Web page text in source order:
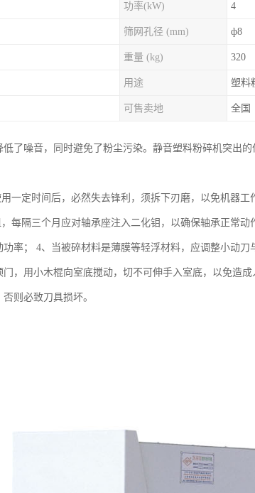
功率(kW) 4
筛网孔径 (mm) ф8
重量 (kg) 320
用途 塑料
可售卖地 全国
了噪音，同时避免了粉尘污染。静音塑料粉碎机突出
一定时间后，必然失去锋利，须拆下刃磨，以免机器工
每隔三个月应对轴承座注入二化钼，以确保轴承正常
率； 4、当被碎材料是薄膜等轻浮材料，应调整小动刀
，用小木棍向室底搅动，切不可伸手入室底，以免造
则必致刀具损坏。